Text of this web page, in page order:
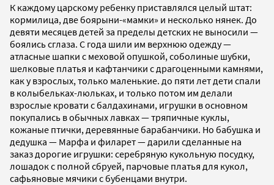
К каждому царскому ребенку приставлялся целый штат:
кормилица, две боярыни-«мамки» и несколько нянек. До
девяти месяцев детей за пределы детских не выносили —
боялись сглаза. С года шили им верхнюю одежду —
атласные шапки с меховой опушкой, соболиные шубки,
шелковые платья и кафтанчики с драгоценными камнями,
как у взрослых, только маленькие. до пяти лет дети спали
в колыбельках-люльках, и только потом им делали
взрослые кровати с балдахинами, игрушки в основном
покупались в обычных лавках — тряпичные куклы,
кожаные птички, деревянные барабанчики. Но бабушка и
дедушка — Марфа и филарет — дарили сделанные на
заказ дорогие игрушки: серебряную кукольную посудку,
лошадок с полной сбруей, парчовые платья для кукол,
сафьяновые мячики с бубенцами внутри.